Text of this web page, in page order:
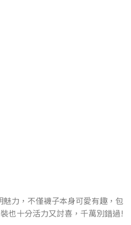
力，不僅襪子本身可愛有趣，包
裝也十分活力又討喜，千萬別錯過!